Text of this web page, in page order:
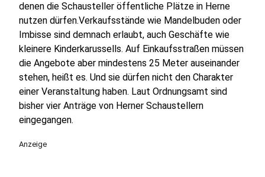
denen die Schausteller öffentliche Plätze in Herne
nutzen dürfen.Verkaufsstände wie Mandelbuden oder
Imbisse sind demnach erlaubt, auch Geschäfte wie
kleinere Kinderkarussells. Auf Einkaufsstraßen müssen
die Angebote aber mindestens 25 Meter auseinander
stehen, heißt es. Und sie dürfen nicht den Charakter
einer Veranstaltung haben. Laut Ordnungsamt sind
bisher vier Anträge von Herner Schaustellern
eingegangen.
Anzeige